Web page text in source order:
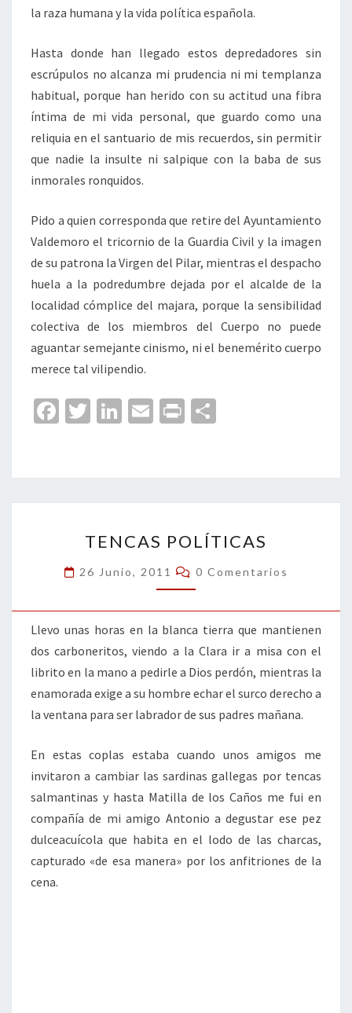
la raza humana y la vida política española.
Hasta donde han llegado estos depredadores sin
escrúpulos no alcanza mi prudencia ni mi templanza
habitual, porque han herido con su actitud una fibra
íntima de mi vida personal, que guardo como una
reliquia en el santuario de mis recuerdos, sin permitir
que nadie la insulte ni salpique con la baba de sus
inmorales ronquidos.
Pido a quien corresponda que retire del Ayuntamiento
Valdemoro el tricornio de la Guardia Civil y la imagen
de su patrona la Virgen del Pilar, mientras el despacho
huela a la podredumbre dejada por el alcalde de la
localidad cómplice del majara, porque la sensibilidad
colectiva de los miembros del Cuerpo no puede
aguantar semejante cinismo, ni el benemérito cuerpo
merece tal vilipendio.
Fa
o
o
T
er
Li
dI
n
E
l
Pr
p
ar
tir
POLÍTICAS
TENCAS POLÍTICAS
26 Junio, 2011 Comentarios
0 Comentarios
Llevo unas horas en la blanca tierra que mantienen
dos carboneritos, viendo a la Clara ir a misa con el
librito en la mano a pedirle a Dios perdón, mientras la
enamorada exige a su hombre echar el surco derecho a
la ventana para ser labrador de sus padres mañana.
En estas coplas estaba cuando unos amigos me
invitaron a cambiar las sardinas gallegas por tencas
salmantinas y hasta Matilla de los Caños me fui en
compañía de mi amigo Antonio a degustar ese pez
dulceacuícola que habita en el lodo de las charcas,
capturado «de esa manera» por los anfitriones de la
cena.